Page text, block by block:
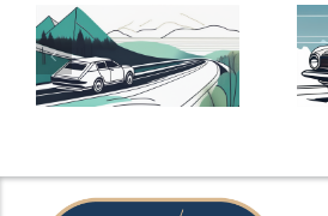
Versicherung:
Günstige Kfz-
Versicherungstarife
mit Top-